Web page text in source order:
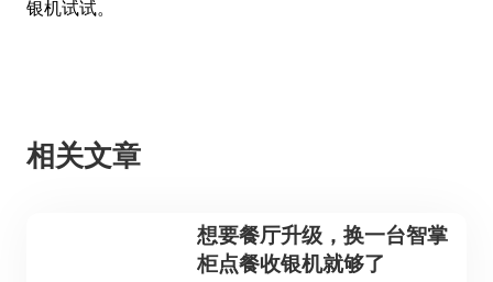
银机试试。
相关文章
想要餐厅升级，换一台智掌
柜点餐收银机就够了